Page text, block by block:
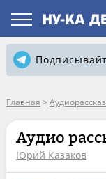
Главная >
Аудио
Юрий Казаков